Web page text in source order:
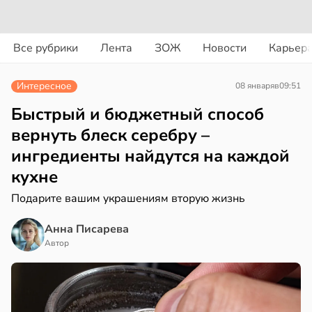
Все рубрики Лента ЗОЖ Новости
в 13:55
Интересное 08 январяв09:51
Быстрый и бюджетный способ
вернуть блеск серебру –
ингредиенты найдутся на каждой
кухне
Подарите вашим украшениям вторую жизнь
Анна Писарева
Автор